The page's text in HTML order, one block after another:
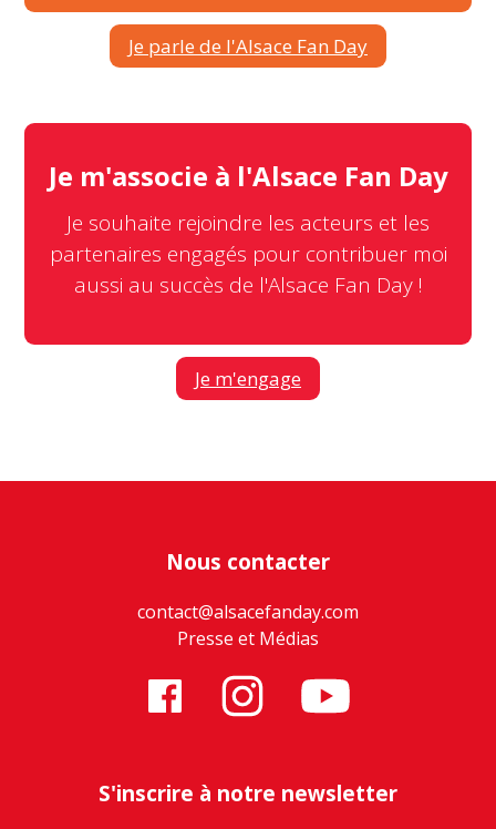
Je parle de l'Alsace Fan Day
Je m'associe à l'Alsace Fan Day
Je souhaite rejoindre les acteurs et les
partenaires engagés pour contribuer moi
aussi au succès de l'Alsace Fan Day !
Je m'engage
Nous contacter
contact@alsacefanday.com
Presse et Médias
S'inscrire à notre newsletter